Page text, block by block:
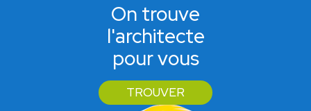
On trouve
l'architecte
pour vous
TROUVER